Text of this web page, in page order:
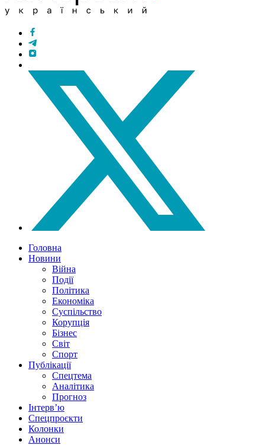
Головна
Новини
Війна
Події
Політика
Економіка
Суспільство
Корупція
Бізнес
Світ
Спорт
Публікації
Спецтема
Аналітика
Прогноз
Інтерв’ю
Спецпроєкти
Колонки
Анонси